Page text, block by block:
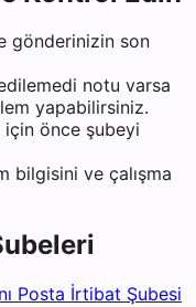
gönderinizin son
notu varsa
yapabilirsiniz.
önce şubeyi
bilgisini ve çalışma
Posta İrtibat Şubesi